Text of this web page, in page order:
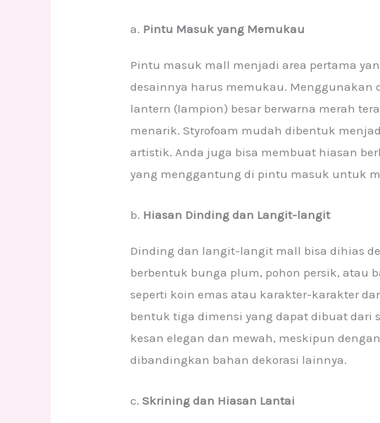
a. Pintu Masuk yang Memukau
Pintu masuk mall menjadi area pertama
desainnya harus memukau. Menggunakan
lantern (lampion) besar berwarna merah
menarik. Styrofoam mudah dibentuk
artistik. Anda juga bisa membuat hiasan
yang menggantung di pintu masuk untuk
b. Hiasan Dinding dan Langit-langit
Dinding dan langit-langit mall bisa dihias
berbentuk bunga plum, pohon persik, atau
seperti koin emas atau karakter-karakter
bentuk tiga dimensi yang dapat dibuat dari
kesan elegan dan mewah, meskipun
dibandingkan bahan dekorasi lainnya.
c.Skrining dan Hiasan Lantai